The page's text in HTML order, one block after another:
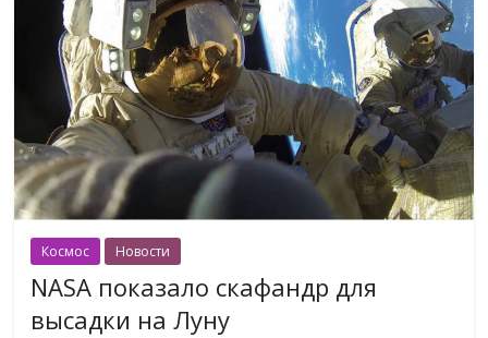
Космос Новости
NASA показало скафандр для
высадки на Луну